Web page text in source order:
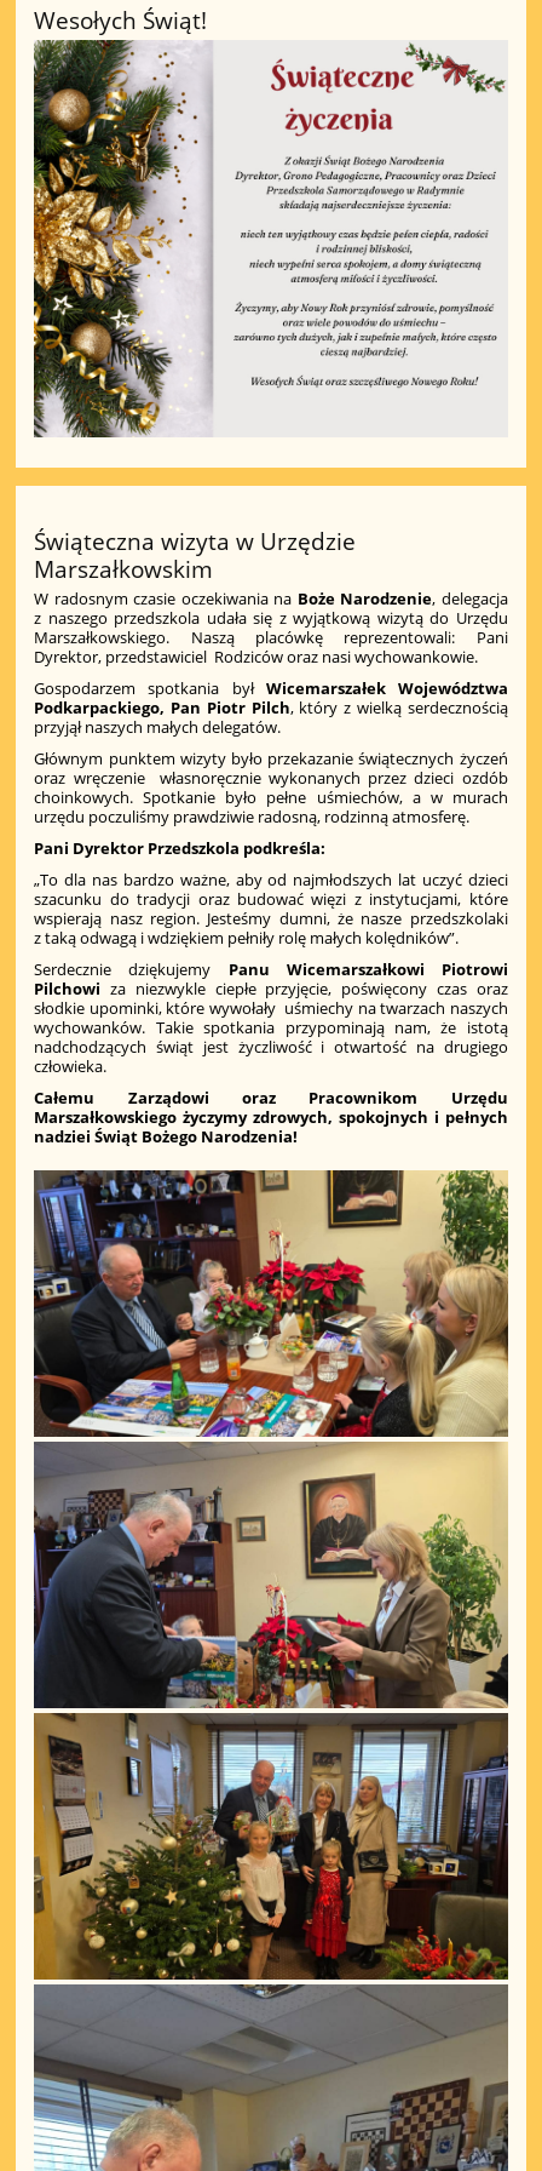
Wesołych Świąt!
Świąteczna wizyta w Urzędzie
Marszałkowskim
W radosnym czasie oczekiwania na Boże Narodzenie, delegacja
z naszego przedszkola udała się z wyjątkową wizytą do Urzędu
Marszałkowskiego. Naszą placówkę reprezentowali: Pani
Dyrektor, przedstawiciel Rodziców oraz nasi wychowankowie.
Gospodarzem spotkania był Wicemarszałek Województwa
Podkarpackiego, Pan Piotr Pilch, który z wielką serdecznością
przyjął naszych małych delegatów.
Głównym punktem wizyty było przekazanie świątecznych życzeń
oraz wręczenie własnoręcznie wykonanych przez dzieci ozdób
choinkowych. Spotkanie było pełne uśmiechów, a w murach
urzędu poczuliśmy prawdziwie radosną, rodzinną atmosferę.
Pani Dyrektor Przedszkola podkreśla:
„To dla nas bardzo ważne, aby od najmłodszych lat uczyć dzieci
szacunku do tradycji oraz budować więzi z instytucjami, które
wspierają nasz region. Jesteśmy dumni, że nasze przedszkolaki
z taką odwagą i wdziękiem pełniły rolę małych kolędników”.
Serdecznie dziękujemy Panu Wicemarszałkowi Piotrowi
Pilchowi za niezwykle ciepłe przyjęcie, poświęcony czas oraz
słodkie upominki, które wywołały uśmiechy na twarzach naszych
wychowanków. Takie spotkania przypominają nam, że istotą
nadchodzących świąt jest życzliwość i otwartość na drugiego
człowieka.
Całemu Zarządowi oraz Pracownikom Urzędu
Marszałkowskiego życzymy zdrowych, spokojnych i pełnych
nadziei Świąt Bożego Narodzenia!